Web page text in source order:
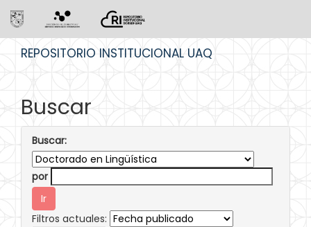
REPOSITORIO INSTITUCIONAL UAQ
Buscar
Buscar:
por
Filtros actuales: